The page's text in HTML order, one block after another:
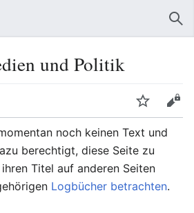
und Politik
Beobachten
Bearbeiten
noch keinen Text und
berechtigt, diese Seite zu
Titel auf anderen Seiten
Logbücher betrachten.